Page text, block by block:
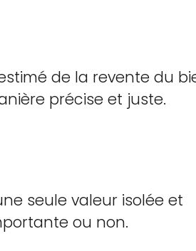
de la revente du
précise et juste.
seule valeur isolée et
ou non.